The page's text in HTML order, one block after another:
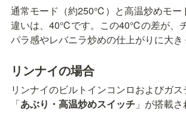
通常モード（約250℃）と高温炒めモ
違いは、40℃です。この40℃の差が、
パラ感やレバニラ炒めの仕上がりに大き
リンナイの場合
リンナイのビルトインコンロおよびガ
「あぶり・高温炒めスイッチ 」が搭載